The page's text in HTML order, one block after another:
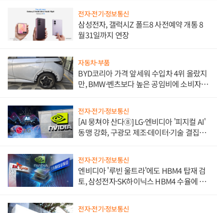
전자·전기·정보통신
삼성전자, 갤럭시Z 폴드8 사전예약 개통 8
월31일까지 연장
자동차·부품
BYD코리아 가격 앞세워 수입차 4위 올랐지
만, BMW·벤츠보다 높은 공임비에 소비자
전자·전기·정보통신
[AI 뭉쳐야 산다⑧] LG·엔비디아 '피지컬 AI'
동맹 강화, 구광모 제조·데이터·기술 결집
전자·전기·정보통신
엔비디아 '루빈 울트라'에도 HBM4 탑재 검
토, 삼성전자·SK하이닉스 HBM4 수율에 주
전자·전기·정보통신